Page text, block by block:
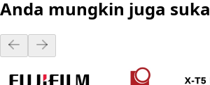
Anda mungkin juga suka